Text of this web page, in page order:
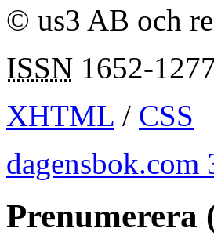
© us3 AB och
ISSN 1652-
XHTML / CSS
dagensbok.com
Prenumerera